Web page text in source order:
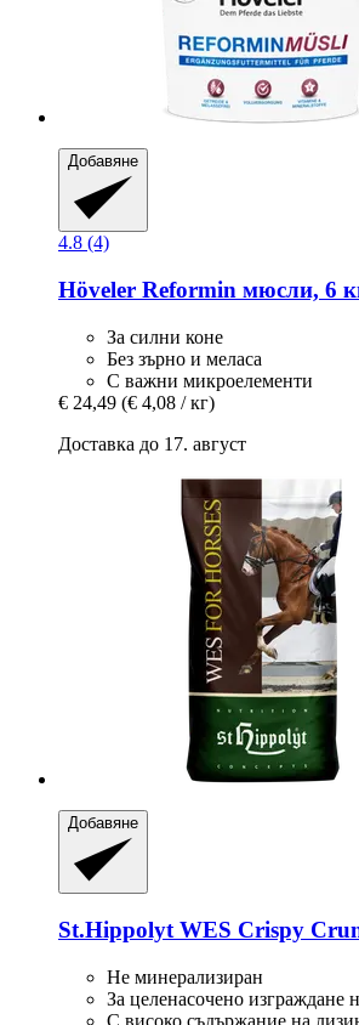
Добавяне
4.8 (4)
Höveler Reformin мюсли, 6
За силни коне
Без зърно и меласа
С важни микроелементи
€ 24,49 (€ 4,08 / кг)
Доставка до 17. август
Добавяне
St.Hippolyt WES Crispy
Не минерализиран
За целенасочено изграждане
С високо съдържание на